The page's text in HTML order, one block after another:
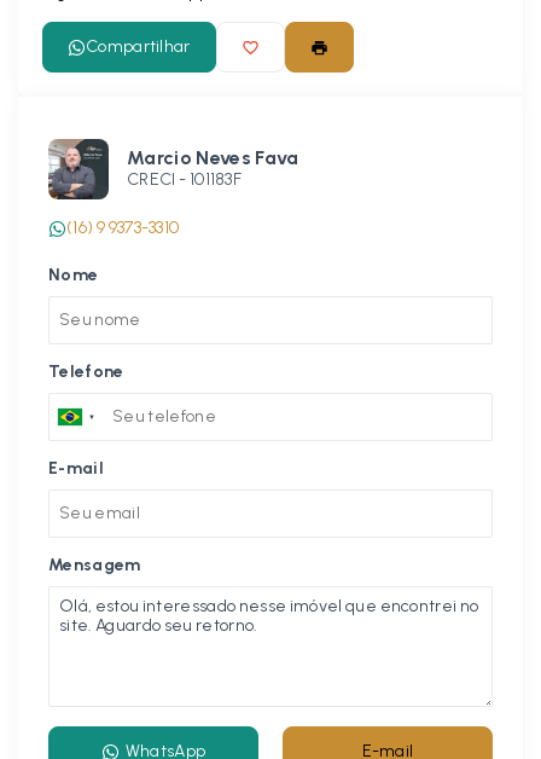
Compartilhar
Marcio Neves Fava
CRECI - 101183F
(16) 9 9373-3310
Nome
Telefone
E-mail
Mensagem
WhatsApp E-mail